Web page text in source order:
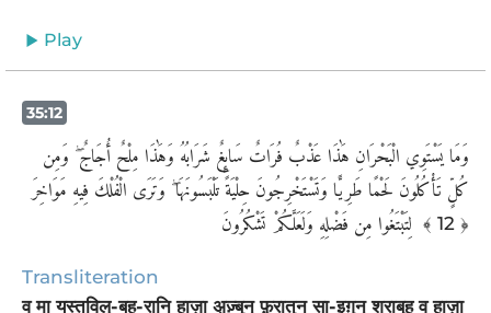
Play
35:12
وَمَا يَسْتَوِي الْبَحْرَانِ هَٰذَا عَذْبٌ فُرَاتٌ سَائِغٌ شَرَابُهُ وَهَٰذَا مِلْحٌ أُجَاجٌ ۖ وَمِن
كُلٍّ تَأْكُلُونَ لَحْمًا طَرِيًّا وَتَسْتَخْرِجُونَ حِلْيَةً تَلْبَسُونَهَا ۖ وَتَرَى الْفُلْكَ فِيهِ مَوَاخِرَ
﴾ 12 ﴿
Transliteration
व मा यस्तविल्-बह्-रानि हाज़ा अ़ज़्बुन् फ़ुरातुन सा-इग़ुन् शराबुहू व हाज़ा